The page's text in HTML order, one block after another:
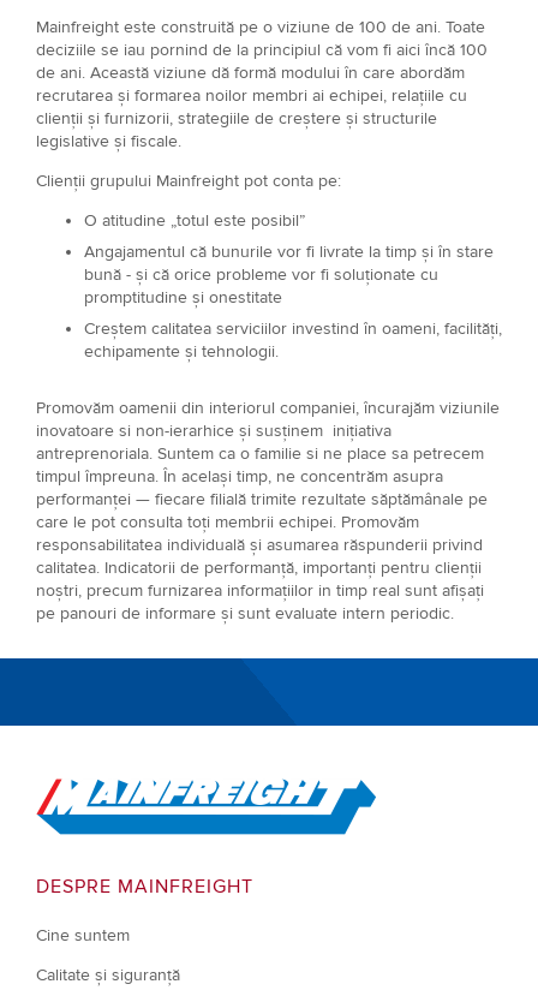
Mainfreight este construită pe o viziune de 100 de ani. Toate
deciziile se iau pornind de la principiul că vom fi aici încă 100
de ani. Această viziune dă formă modului în care abordăm
recrutarea și formarea noilor membri ai echipei, relațiile cu
clienții și furnizorii, strategiile de creștere și structurile
legislative și fiscale.
Clienții grupului Mainfreight pot conta pe:
O atitudine „totul este posibil”
Angajamentul că bunurile vor fi livrate la timp și în stare
bună - și că orice probleme vor fi soluționate cu
promptitudine și onestitate
Creștem calitatea serviciilor investind în oameni, facilități,
echipamente și tehnologii.
Promovăm oamenii din interiorul companiei, încurajăm viziunile
inovatoare si non-ierarhice și susținem inițiativa
antreprenoriala. Suntem ca o familie si ne place sa petrecem
timpul împreuna. În același timp, ne concentrăm asupra
performanței — fiecare filială trimite rezultate săptămânale pe
care le pot consulta toți membrii echipei. Promovăm
responsabilitatea individuală și asumarea răspunderii privind
calitatea. Indicatorii de performanță, importanți pentru clienții
noștri, precum furnizarea informațiilor in timp real sunt afișați
pe panouri de informare și sunt evaluate intern periodic.
Go to Home
DESPRE MAINFREIGHT
Cine suntem
Calitate și siguranță